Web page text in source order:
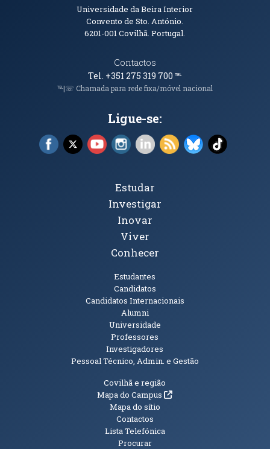
Informações de Contacto
Universidade da Beira Interior
Convento de Sto. António.
6201-001Covilhã. Portugal.
Contactos
Tel. +351 275 319 700℡
℡|☏ Chamada para rede fixa/móvel nacional
Ligue-se:
Facebook (abre em nova janela)
X (abre em nova janela)
YouTube (abre em nova janela)
Instagram (abre em nova janela)
LinkedIn (abre em nova
RSS (abre em nova
Bluesky (abre
TikTok
Tópicos Principais
Estudar
Investigar
Inovar
Viver
Conhecer
Estudantes
Candidatos
Candidatos Internacionais
Alumni
Universidade
Professores
Investigadores
Pessoal Técnico, Admin. e Gestão
Informações Adicionais
Covilhã e região
Mapa do Campus(abre em nova janela)
Mapa do sítio
Contactos
Lista Telefónica
Procurar